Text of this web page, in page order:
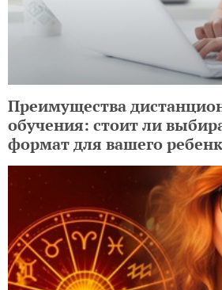
Преимущества
обучения: стоит ли
формат для вашего